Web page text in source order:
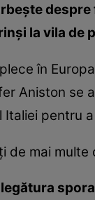
la vila de
în
Aniston se
Italiei pentru
de mai
legătura